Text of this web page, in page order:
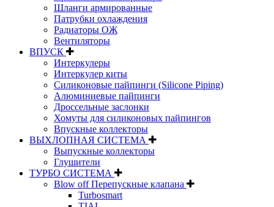
Шланги армированные
Патрубки охлаждения
Радиаторы ОЖ
Вентиляторы
ВПУСК
Интеркулеры
Интеркулер киты
Силиконовые пайпинги (Silicone Piping)
Алюминиевые пайпинги
Дроссельные заслонки
Хомуты для силиконовых пайпингов
Впускные коллекторы
ВЫХЛОПНАЯ СИСТЕМА
Выпускные коллекторы
Глушители
ТУРБО СИСТЕМА
Blow off Перепускные клапана
Turbosmart